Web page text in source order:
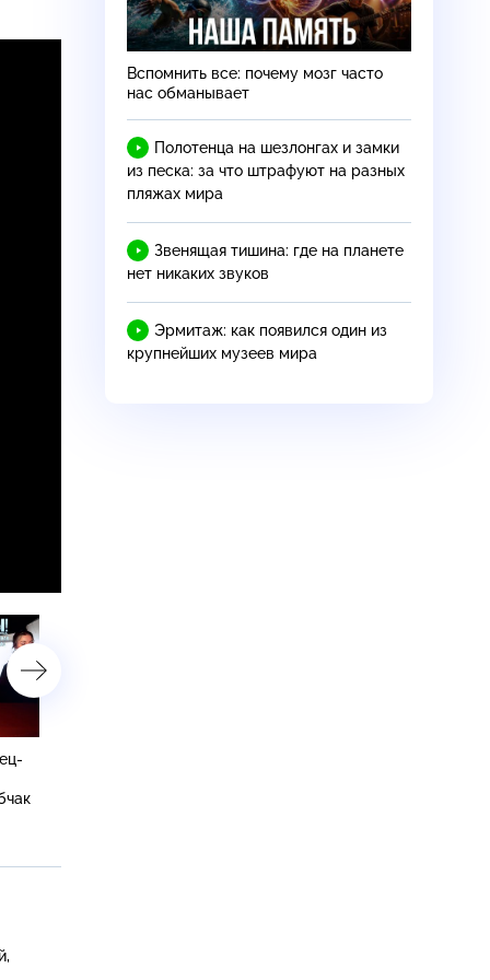
Вспомнить все: почему мозг часто
нас обманывает
Полотенца на шезлонгах и замки
из песка: за что штрафуют на разных
пляжах мира
Звенящая тишина: где на планете
нет никаких звуков
Эрмитаж: как появился один из
крупнейших музеев мира